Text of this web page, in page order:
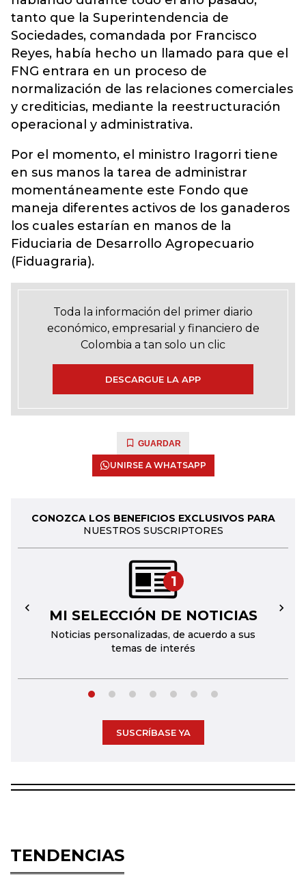
tanto que la Superintendencia de
Sociedades, comandada por Francisco
Reyes, había hecho un llamado para que el
FNG entrara en un proceso de
normalización de las relaciones comerciales
y crediticias, mediante la reestructuración
operacional y administrativa.
Por el momento, el ministro Iragorri tiene
en sus manos la tarea de administrar
momentáneamente este Fondo que
maneja diferentes activos de los ganaderos
los cuales estarían en manos de la
Fiduciaria de Desarrollo Agropecuario
(Fiduagraria).
Toda la información del primer diario
económico, empresarial y financiero de
Colombia a tan solo un clic
DESCARGUE LA APP
GUARDAR
UNIRSE A WHATSAPP
CONOZCA LOS BENEFICIOS EXCLUSIVOS PARA
NUESTROS SUSCRIPTORES
1
MI SELECCIÓN DE NOTICIAS
Noticias personalizadas, de acuerdo a sus
temas de interés
← →
SUSCRÍBASE YA
TENDENCIAS